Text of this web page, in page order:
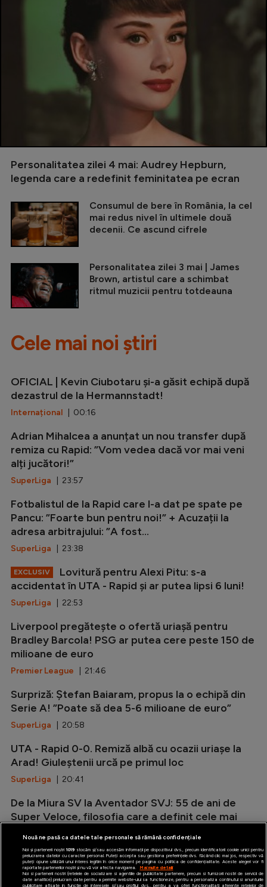
Personalitatea zilei 4 mai: Audrey Hepburn,
legenda care a redefinit feminitatea pe ecran
Consumul de bere în România, la cel
mai redus nivel în ultimele două
decenii. Ce ascund cifrele
Personalitatea zilei 3 mai | James
Brown, artistul care a schimbat
ritmul muzicii pentru totdeauna
Cele mai noi știri
OFICIAL | Kevin Ciubotaru și-a găsit echipă după
dezastrul de la Hermannstadt!
Internațional | 00:16
Adrian Mihalcea a anunțat un nou transfer după
remiza cu Rapid: ”Vom vedea dacă vor mai veni
alți jucători!”
SuperLiga | 23:57
Fotbalistul de la Rapid care l-a dat pe spate pe
Pancu: ”Foarte bun pentru noi!” + Acuzații la
adresa arbitrajului: ”A fost...
SuperLiga | 23:38
EXCLUSIV
Lovitură pentru Alexi Pitu: s-a
accidentat în UTA - Rapid și ar putea lipsi 6 luni!
SuperLiga | 22:53
Liverpool pregătește o ofertă uriașă pentru
Bradley Barcola! PSG ar putea cere peste 150 de
milioane de euro
Premier League | 21:46
Surpriză: Ștefan Baiaram, propus la o echipă din
Serie A! ”Poate să dea 5-6 milioane de euro”
SuperLiga | 20:58
UTA - Rapid 0-0. Remiză albă cu ocazii uriașe la
Arad! Giuleștenii urcă pe primul loc
SuperLiga | 20:41
De la Miura SV la Aventador SVJ: 55 de ani de
Super Veloce, filosofia care a definit cele mai
Auto| 20:12
Nouă ne pasă ca datele tale personale să rămână confidențiale
Noi și partenerii noștri 1019stocăm și/sau accesăm informații pe dispozitivul dvs., precum identificatorii cookie unici pentru
prelucrarea datelor cu caracter personal. Puteți accepta sau gestiona preferințele dvs. făcând clic mai jos, respectiv vă
puteți opune utilizării unui interes legitim în orice moment pe pagina cu politica de confidențialitate. Aceste alegeri vor fi
raportate partenerilor noștri și nu vă vor afecta navigarea.
Mai multe detalii
Noi si partenerii nostri (retelele de socializare si agentiile de publicitate partenere, precum si furnizorii nostri de servicii de
date analitice) prelucram date pentru a permite website-ului sa functioneze, pentru a personaliza continutul si anunturile
publicitare afisate in functie de interesele si/sau profilul dvs., pentru a va oferi functionalitati aferente retelelor de